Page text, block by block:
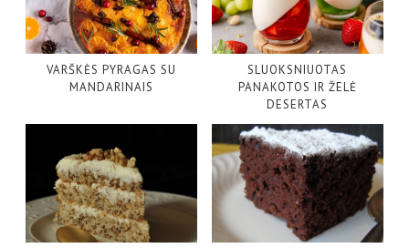
VARŠKĖS PYRAGAS SU
MANDARINAIS
SLUOKSNIUOTAS
PANAKOTOS IR ŽELĖ
DESERTAS